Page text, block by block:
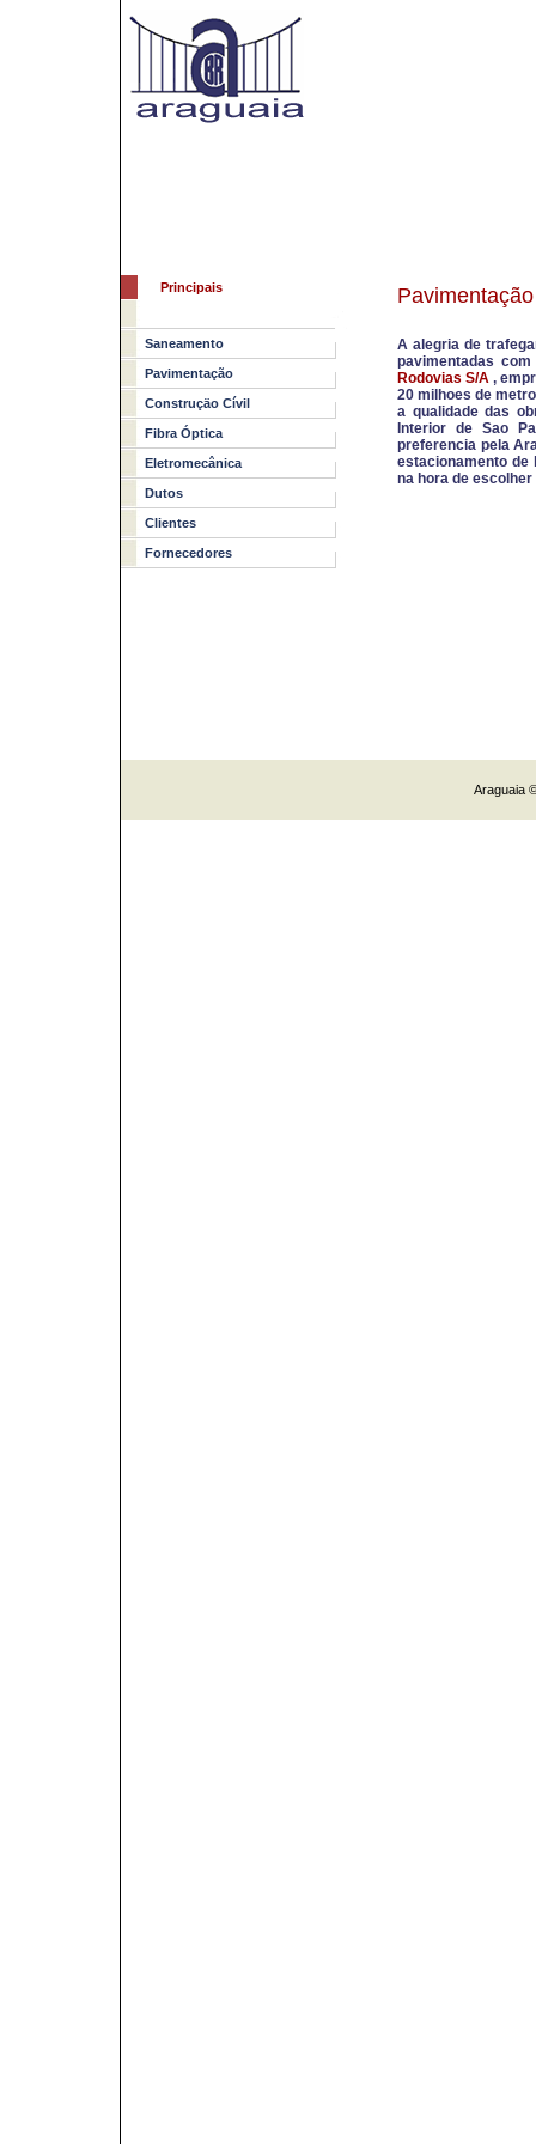
Principais
Saneamento
Pavimentação
Construçäo Cívil
Fibra Óptica
Eletromecânica
Dutos
Clientes
Fornecedores
Pavimentação
A alegria de
pavimentadas
Rodovias S/A ,
20 milhoes de
a qualidade das
Interior de Sao
preferencia pela
estacionamento de
na hora de
Araguaia